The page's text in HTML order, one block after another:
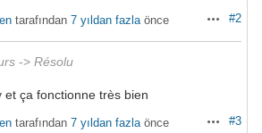
Aksiyonlar
#2
tarafından 7 yıldan fazla önce
-> Résolu
et ça fonctionne très bien
Aksiyonlar
#3
tarafından 7 yıldan fazla önce